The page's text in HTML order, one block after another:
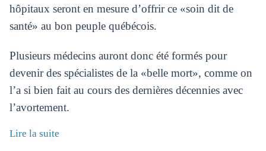
hôpitaux seront en mesure d’offrir ce «soin dit de
santé» au bon peuple québécois.
Plusieurs médecins auront donc été formés pour
devenir des spécialistes de la «belle mort», comme on
l’a si bien fait au cours des dernières décennies avec
l’avortement.
Lire la suite